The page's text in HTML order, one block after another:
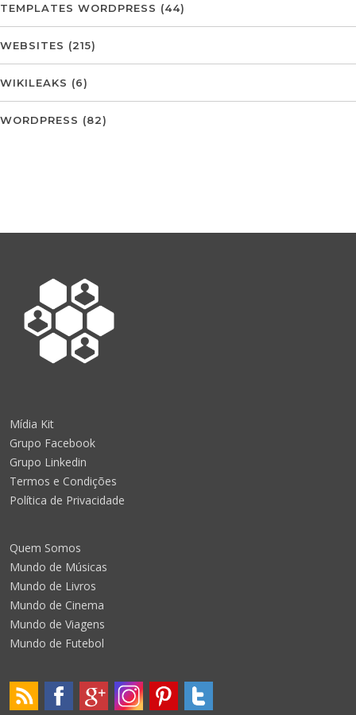
TEMPLATES WORDPRESS (44)
WEBSITES (215)
WIKILEAKS (6)
WORDPRESS (82)
Mídia Kit
Grupo Facebook
Grupo Linkedin
Termos e Condições
Política de Privacidade
Quem Somos
Mundo de Músicas
Mundo de Livros
Mundo de Cinema
Mundo de Viagens
Mundo de Futebol